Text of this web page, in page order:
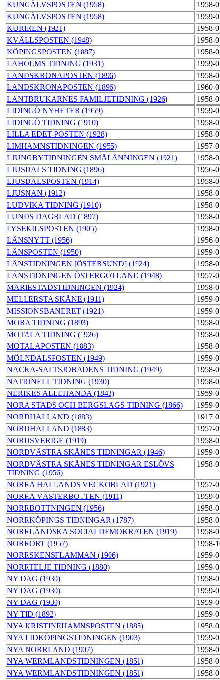
KUNGÄLVSPOSTEN (1958)
1958-
KUNGÄLVSPOSTEN (1958)
1959-
KURIREN (1921)
1958-
KVÄLLSPOSTEN (1948)
1958-
KÖPINGSPOSTEN (1887)
1958-
LAHOLMS TIDNING (1931)
1959-
LANDSKRONAPOSTEN (1896)
1958-
LANDSKRONAPOSTEN (1896)
1960-
LANTBRUKARNES FAMILJETIDNING (1926)
1958-
LIDINGÖ NYHETER (1959)
1959-
LIDINGÖ TIDNING (1910)
1958-
LILLA EDET-POSTEN (1928)
1958-
LIMHAMNSTIDNINGEN (1955)
1957-
LJUNGBYTIDNINGEN SMÅLÄNNINGEN (1921)
1958-
LJUSDALS TIDNING (1896)
1956-
LJUSDALSPOSTEN (1914)
1958-
LJUSNAN (1912)
1958-
LUDVIKA TIDNING (1910)
1958-
LUNDS DAGBLAD (1897)
1958-
LYSEKILSPOSTEN (1905)
1958-
LÄNSNYTT (1956)
1956-
LÄNSPOSTEN (1950)
1959-
LÄNSTIDNINGEN [ÖSTERSUND] (1924)
1958-
LÄNSTIDNINGEN ÖSTERGÖTLAND (1948)
1957-
MARIESTADSTIDNINGEN (1924)
1958-
MELLERSTA SKÅNE (1911)
1959-
MISSIONSBANERET (1921)
1959-
MORA TIDNING (1893)
1958-
MOTALA TIDNING (1926)
1958-
MOTALAPOSTEN (1883)
1958-
MÖLNDALSPOSTEN (1949)
1959-
NACKA-SALTSJÖBADENS TIDNING (1949)
1958-
NATIONELL TIDNING (1930)
1958-
NERIKES ALLEHANDA (1843)
1959-
NORA STADS OCH BERGSLAGS TIDNING (1866)
1959-
NORDHALLAND (1883)
1917-
NORDHALLAND (1883)
1957-
NORDSVERIGE (1919)
1958-
NORDVÄSTRA SKÅNES TIDNINGAR (1946)
1959-
NORDVÄSTRA SKÅNES TIDNINGAR ESLÖVS
TIDNING (1956)
1958-
NORRA HALLANDS VECKOBLAD (1921)
1957-
NORRA VÄSTERBOTTEN (1911)
1959-
NORRBOTTNINGEN (1956)
1958-
NORRKÖPINGS TIDNINGAR (1787)
1958-
NORRLÄNDSKA SOCIALDEMOKRATEN (1919)
1958-
NORRORT (1957)
1958-
NORRSKENSFLAMMAN (1906)
1959-
NORRTELJE TIDNING (1880)
1959-
NY DAG (1930)
1958-
NY DAG (1930)
1959-
NY DAG (1930)
1959-
NY TID (1892)
1959-
NYA KRISTINEHAMNSPOSTEN (1885)
1958-
NYA LIDKÖPINGSTIDNINGEN (1903)
1959-
NYA NORRLAND (1907)
1958-
NYA WERMLANDSTIDNINGEN (1851)
1958-
NYA WERMLANDSTIDNINGEN (1851)
1958-